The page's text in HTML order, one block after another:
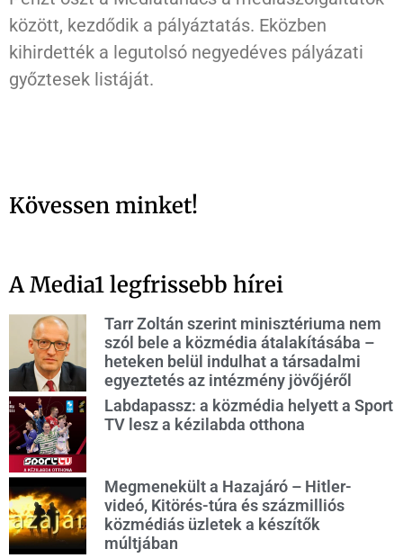
között, kezdődik a pályáztatás. Eközben
kihirdették a legutolsó negyedéves pályázati
győztesek listáját.
Kövessen minket!
A Media1 legfrissebb hírei
Tarr Zoltán szerint minisztériuma nem
szól bele a közmédia átalakításába –
heteken belül indulhat a társadalmi
egyeztetés az intézmény jövőjéről
Labdapassz: a közmédia helyett a Sport
TV lesz a kézilabda otthona
Megmenekült a Hazajáró – Hitler-
videó, Kitörés-túra és százmilliós
közmédiás üzletek a készítők
múltjában